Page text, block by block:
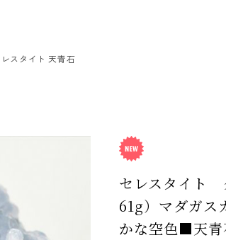
スタイト 天青石
セレスタイト
61g）マダガ
かな空色■天